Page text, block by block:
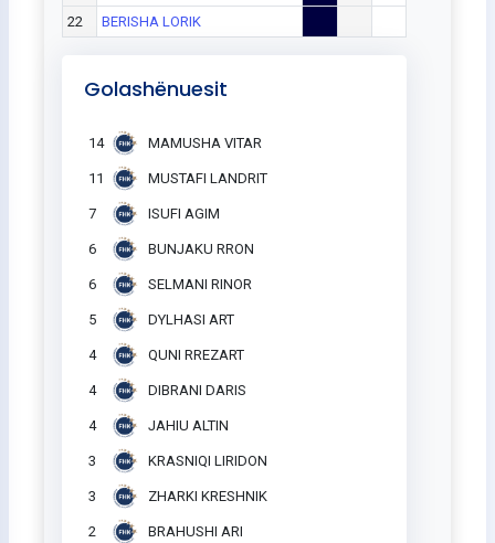
22
BERISHA LORIK
Golashënuesit
14 MAMUSHA VITAR
11 MUSTAFI LANDRIT
7 ISUFI AGIM
6 BUNJAKU RRON
6 SELMANI RINOR
5 DYLHASI ART
4 QUNI RREZART
4 DIBRANI DARIS
4 JAHIU ALTIN
3 KRASNIQI LIRIDON
3 ZHARKI KRESHNIK
2 BRAHUSHI ARI